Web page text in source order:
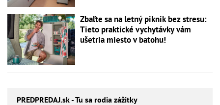
Zbaľte sa na letný piknik bez stresu:
Tieto praktické vychytávky vám
ušetria miesto v batohu!
PREDPREDAJ.sk - Tu sa rodia zážitky